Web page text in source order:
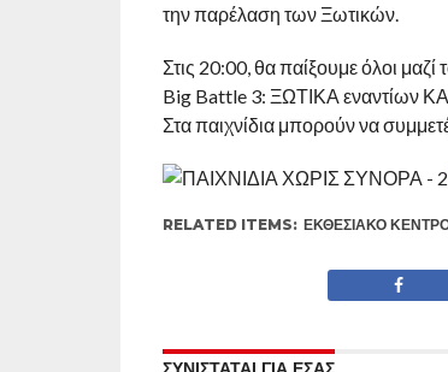
την παρέλαση των Ξωτικών.
Στις 20:00, θα παίξουμε όλοι μαζί
Big Battle 3: ΞΩΤΙΚΑ εναντίων
Στα παιχνίδια μπορούν να
RELATED ITEMS: ΕΚΘΕΣΙΑΚΌ